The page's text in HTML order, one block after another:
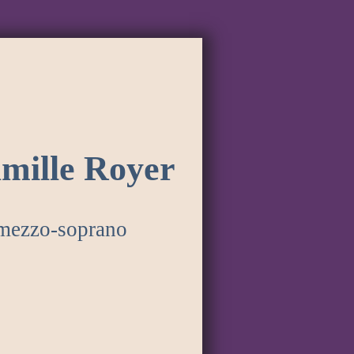
Royer
soprano